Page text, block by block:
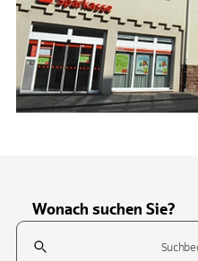
Wonach suchen Sie?
Suchfeld